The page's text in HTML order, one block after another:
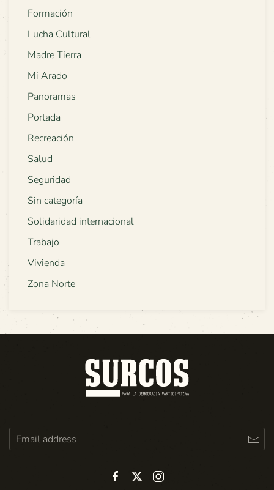
Formación
Lucha Cultural
Madre Tierra
Mi Arado
Panoramas
Portada
Recreación
Salud
Seguridad
Sin categoría
Solidaridad internacional
Trabajo
Vivienda
Zona Norte